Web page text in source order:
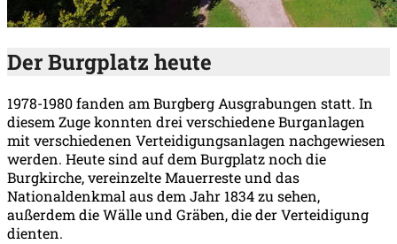
Der Burgplatz heute
1978-1980 fanden am Burgberg Ausgrabungen statt. In
diesem Zuge konnten drei verschiedene Burganlagen
mit verschiedenen Verteidigungsanlagen nachgewiesen
werden. Heute sind auf dem Burgplatz noch die
Burgkirche, vereinzelte Mauerreste und das
Nationaldenkmal aus dem Jahr 1834 zu sehen,
außerdem die Wälle und Gräben, die der Verteidigung
dienten.